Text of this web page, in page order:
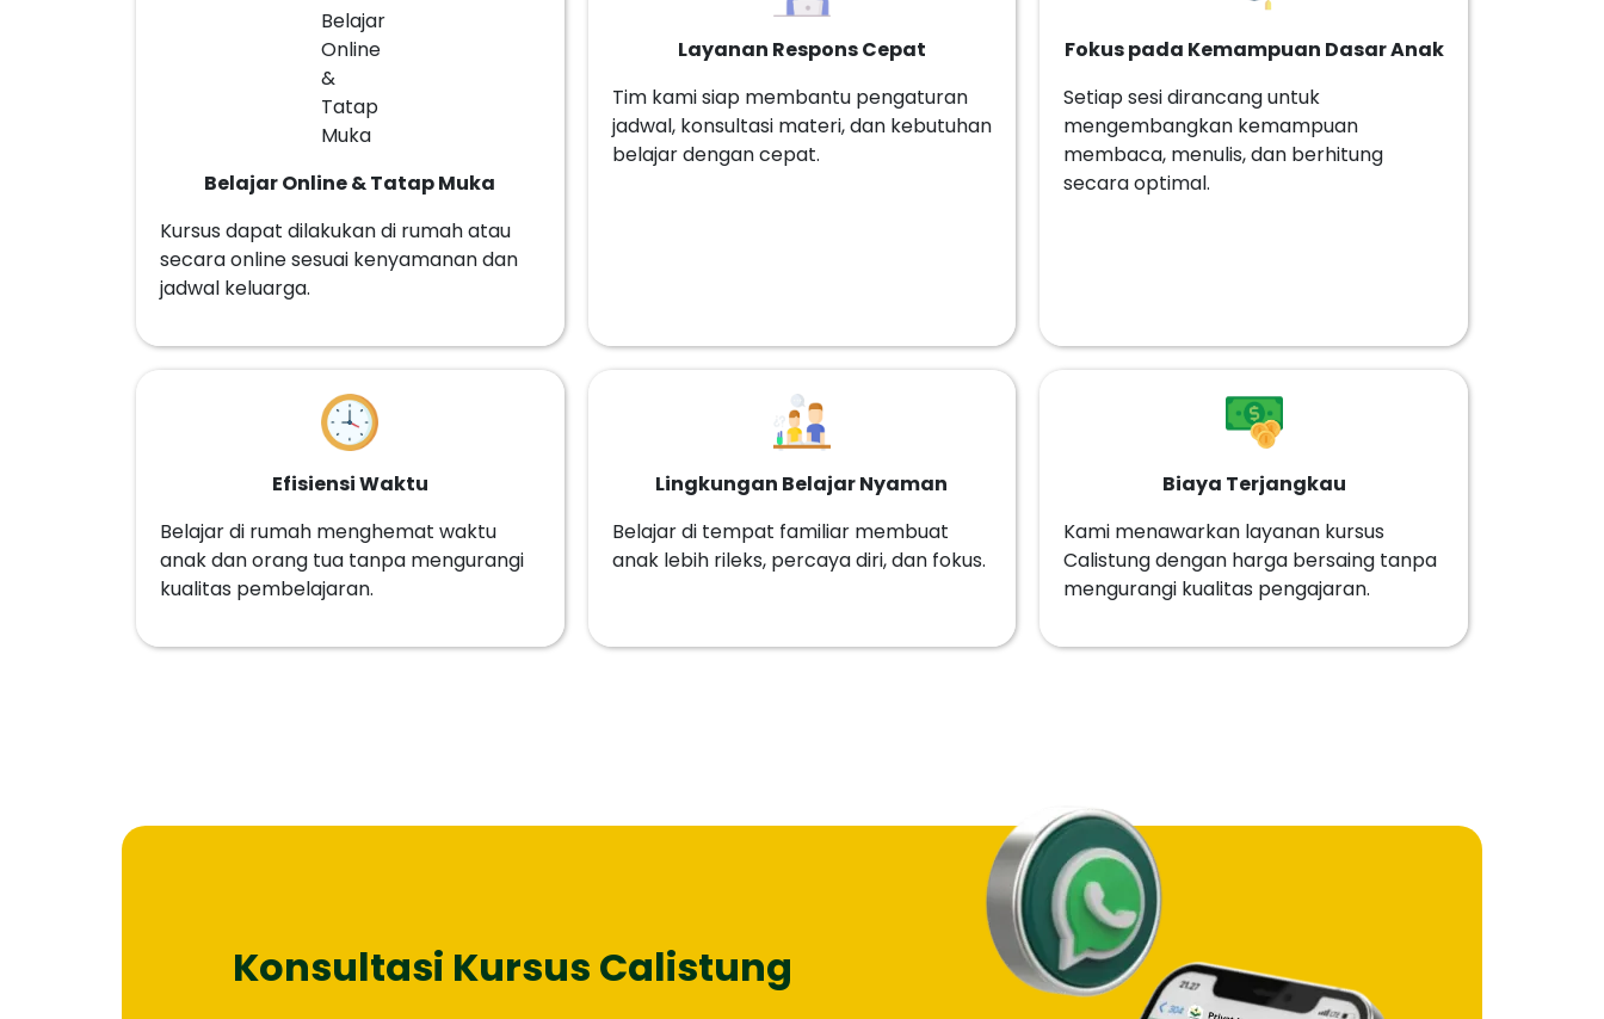
Belajar Online & Tatap Muka
Kursus dapat dilakukan di rumah atau
secara online sesuai kenyamanan dan
jadwal keluarga.
Layanan Respons Cepat
Tim kami siap membantu pengaturan
jadwal, konsultasi materi, dan kebutuhan
belajar dengan cepat.
Fokus pada Kemampuan Dasar Anak
Setiap sesi dirancang untuk
mengembangkan kemampuan
membaca, menulis, dan berhitung
secara optimal.
Efisiensi Waktu
Belajar di rumah menghemat waktu
anak dan orang tua tanpa mengurangi
kualitas pembelajaran.
Lingkungan Belajar Nyaman
Belajar di tempat familiar membuat
anak lebih rileks, percaya diri, dan fokus.
Biaya Terjangkau
Kami menawarkan layanan kursus
Calistung dengan harga bersaing tanpa
mengurangi kualitas pengajaran.
Konsultasi Kursus Calistung